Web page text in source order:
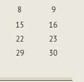
8
9
15
16
22
23
29
30